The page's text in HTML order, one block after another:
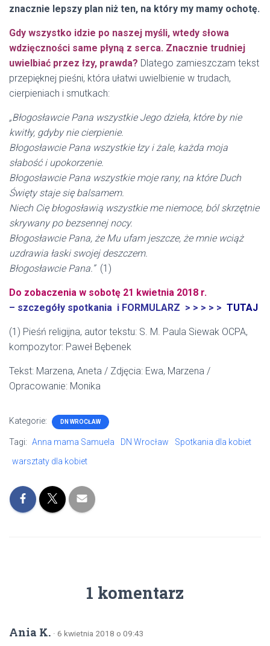
znacznie lepszy plan niż ten, na który my mamy ochotę.
Gdy wszystko idzie po naszej myśli, wtedy słowa
wdzięczności same płyną z serca. Znacznie trudniej
uwielbiać przez łzy, prawda? Dlatego zamieszczam tekst
przepięknej pieśni, która ułatwi uwielbienie w trudach,
cierpieniach i smutkach:
„Błogosławcie Pana wszystkie Jego dzieła, które by nie
kwitły, gdyby nie cierpienie.
Błogosławcie Pana wszystkie łzy i żale, każda moja
słabość i upokorzenie.
Błogosławcie Pana wszystkie moje rany, na które Duch
Święty staje się balsamem.
Niech Cię błogosławią wszystkie me niemoce, ból skrzętnie
skrywany po bezsennej nocy.
Błogosławcie Pana, że Mu ufam jeszcze, że mnie wciąż
uzdrawia łaski swojej deszczem.
Błogosławcie Pana.” (1)
Do zobaczenia w sobotę 21 kwietnia 2018 r.
– szczegóły spotkania i FORMULARZ > > > > > TUTAJ
(1) Pieśń religijna, autor tekstu: S. M. Paula Siewak OCPA,
kompozytor: Paweł Bębenek
Tekst: Marzena, Aneta / Zdjęcia: Ewa, Marzena /
Opracowanie: Monika
Kategorie: DN WROCŁAW
Tagi: Anna mama Samuela DN Wrocław
Spotkania dla kobiet
warsztaty dla kobiet
1 komentarz
Ania K. · 6 kwietnia 2018 o 09:43